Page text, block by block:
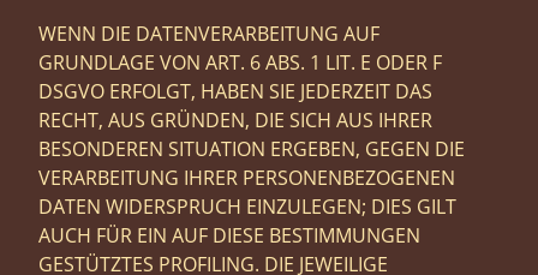
WENN DIE DATENVERARBEITUNG AUF
GRUNDLAGE VON ART. 6 ABS. 1 LIT. E ODER F
DSGVO ERFOLGT, HABEN SIE JEDERZEIT DAS
RECHT, AUS GRÜNDEN, DIE SICH AUS IHRER
BESONDEREN SITUATION ERGEBEN, GEGEN DIE
VERARBEITUNG IHRER PERSONENBEZOGENEN
DATEN WIDERSPRUCH EINZULEGEN; DIES GILT
AUCH FÜR EIN AUF DIESE BESTIMMUNGEN
GESTÜTZTES PROFILING. DIE JEWEILIGE